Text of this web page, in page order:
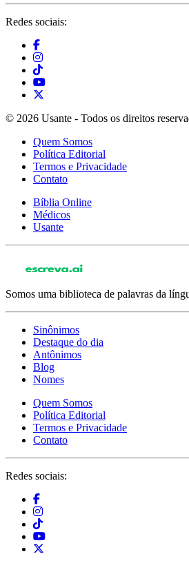
Redes sociais:
© 2026 Usante - Todos os direitos
Quem Somos
Política Editorial
Termos e Privacidade
Contato
Bíblia Online
Médicos
Usante
Somos uma biblioteca de palavras da
Sinônimos
Destaque do dia
Antônimos
Blog
Nomes
Quem Somos
Política Editorial
Termos e Privacidade
Contato
Redes sociais: